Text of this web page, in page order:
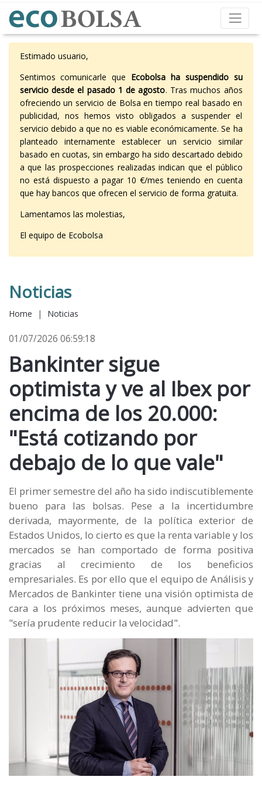
Estimado usuario,
Sentimos comunicarle que Ecobolsa ha suspendido su
servicio desde el pasado 1 de agosto. Tras muchos años
ofreciendo un servicio de Bolsa en tiempo real basado en
publicidad, nos hemos visto obligados a suspender el
servicio debido a que no es viable económicamente. Se ha
planteado internamente establecer un servicio similar
basado en cuotas, sin embargo ha sido descartado debido
a que las prospecciones realizadas indican que el público
no está dispuesto a pagar 10 €/mes teniendo en cuenta
que hay bancos que ofrecen el servicio de forma gratuita.
Lamentamos las molestias,
El equipo de Ecobolsa
Noticias
Home | Noticias
01/07/2026 06:59:18
Bankinter sigue
optimista y ve al Ibex por
encima de los 20.000:
"Está cotizando por
debajo de lo que vale"
El primer semestre del año ha sido indiscutiblemente
bueno para las bolsas. Pese a la incertidumbre
derivada, mayormente, de la política exterior de
Estados Unidos, lo cierto es que la renta variable y los
mercados se han comportado de forma positiva
gracias al crecimiento de los beneficios
empresariales. Es por ello que el equipo de Análisis y
Mercados de Bankinter tiene una visión optimista de
cara a los próximos meses, aunque advierten que
"sería prudente reducir la velocidad".